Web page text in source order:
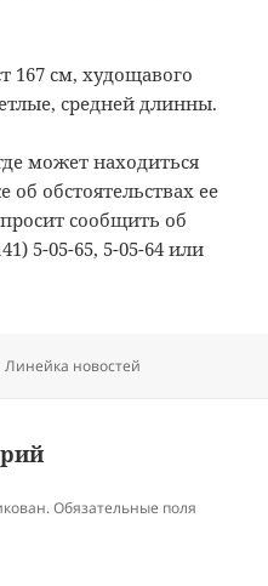
167 см, худощавого
средней длинны.
может находиться
обстоятельствах ее
сообщить об
5-05-65, 5-05-64 или
Рубрики
Линейка новостей
Обязательные поля